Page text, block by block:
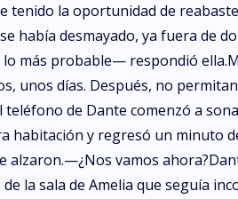
la oportunidad de
había desmayado, ya fuera de
más probable— respondió
unos días. Después, no
de Dante comenzó a
y regresó un minuto
alzaron.—¿Nos vamos
la sala de Amelia que seguía